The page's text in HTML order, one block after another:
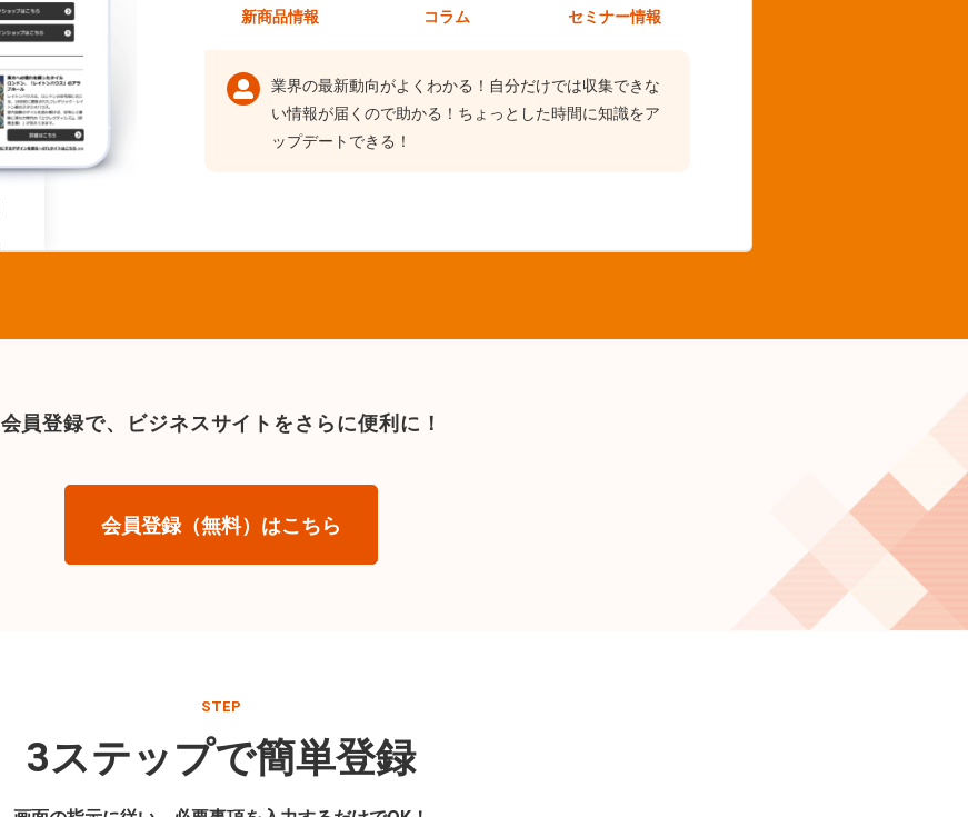
新商品情報 コラム セミナー情報
業界の最新動向がよくわかる！自分だけでは収集できな
い情報が届くので助かる！ちょっとした時間に知識をア
ップデートできる！
会員登録で、 ビジネスサイトをさらに便利に！
会員登録（無料）はこちら
STEP
3ステップで簡単登録